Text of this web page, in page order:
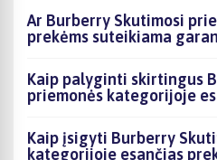
Ar Burberry Skutimosi
prekėms suteikiama
Kaip palyginti skirtingus
priemonės kategorijoje
Kaip įsigyti Burberry
kategorijoje esančias